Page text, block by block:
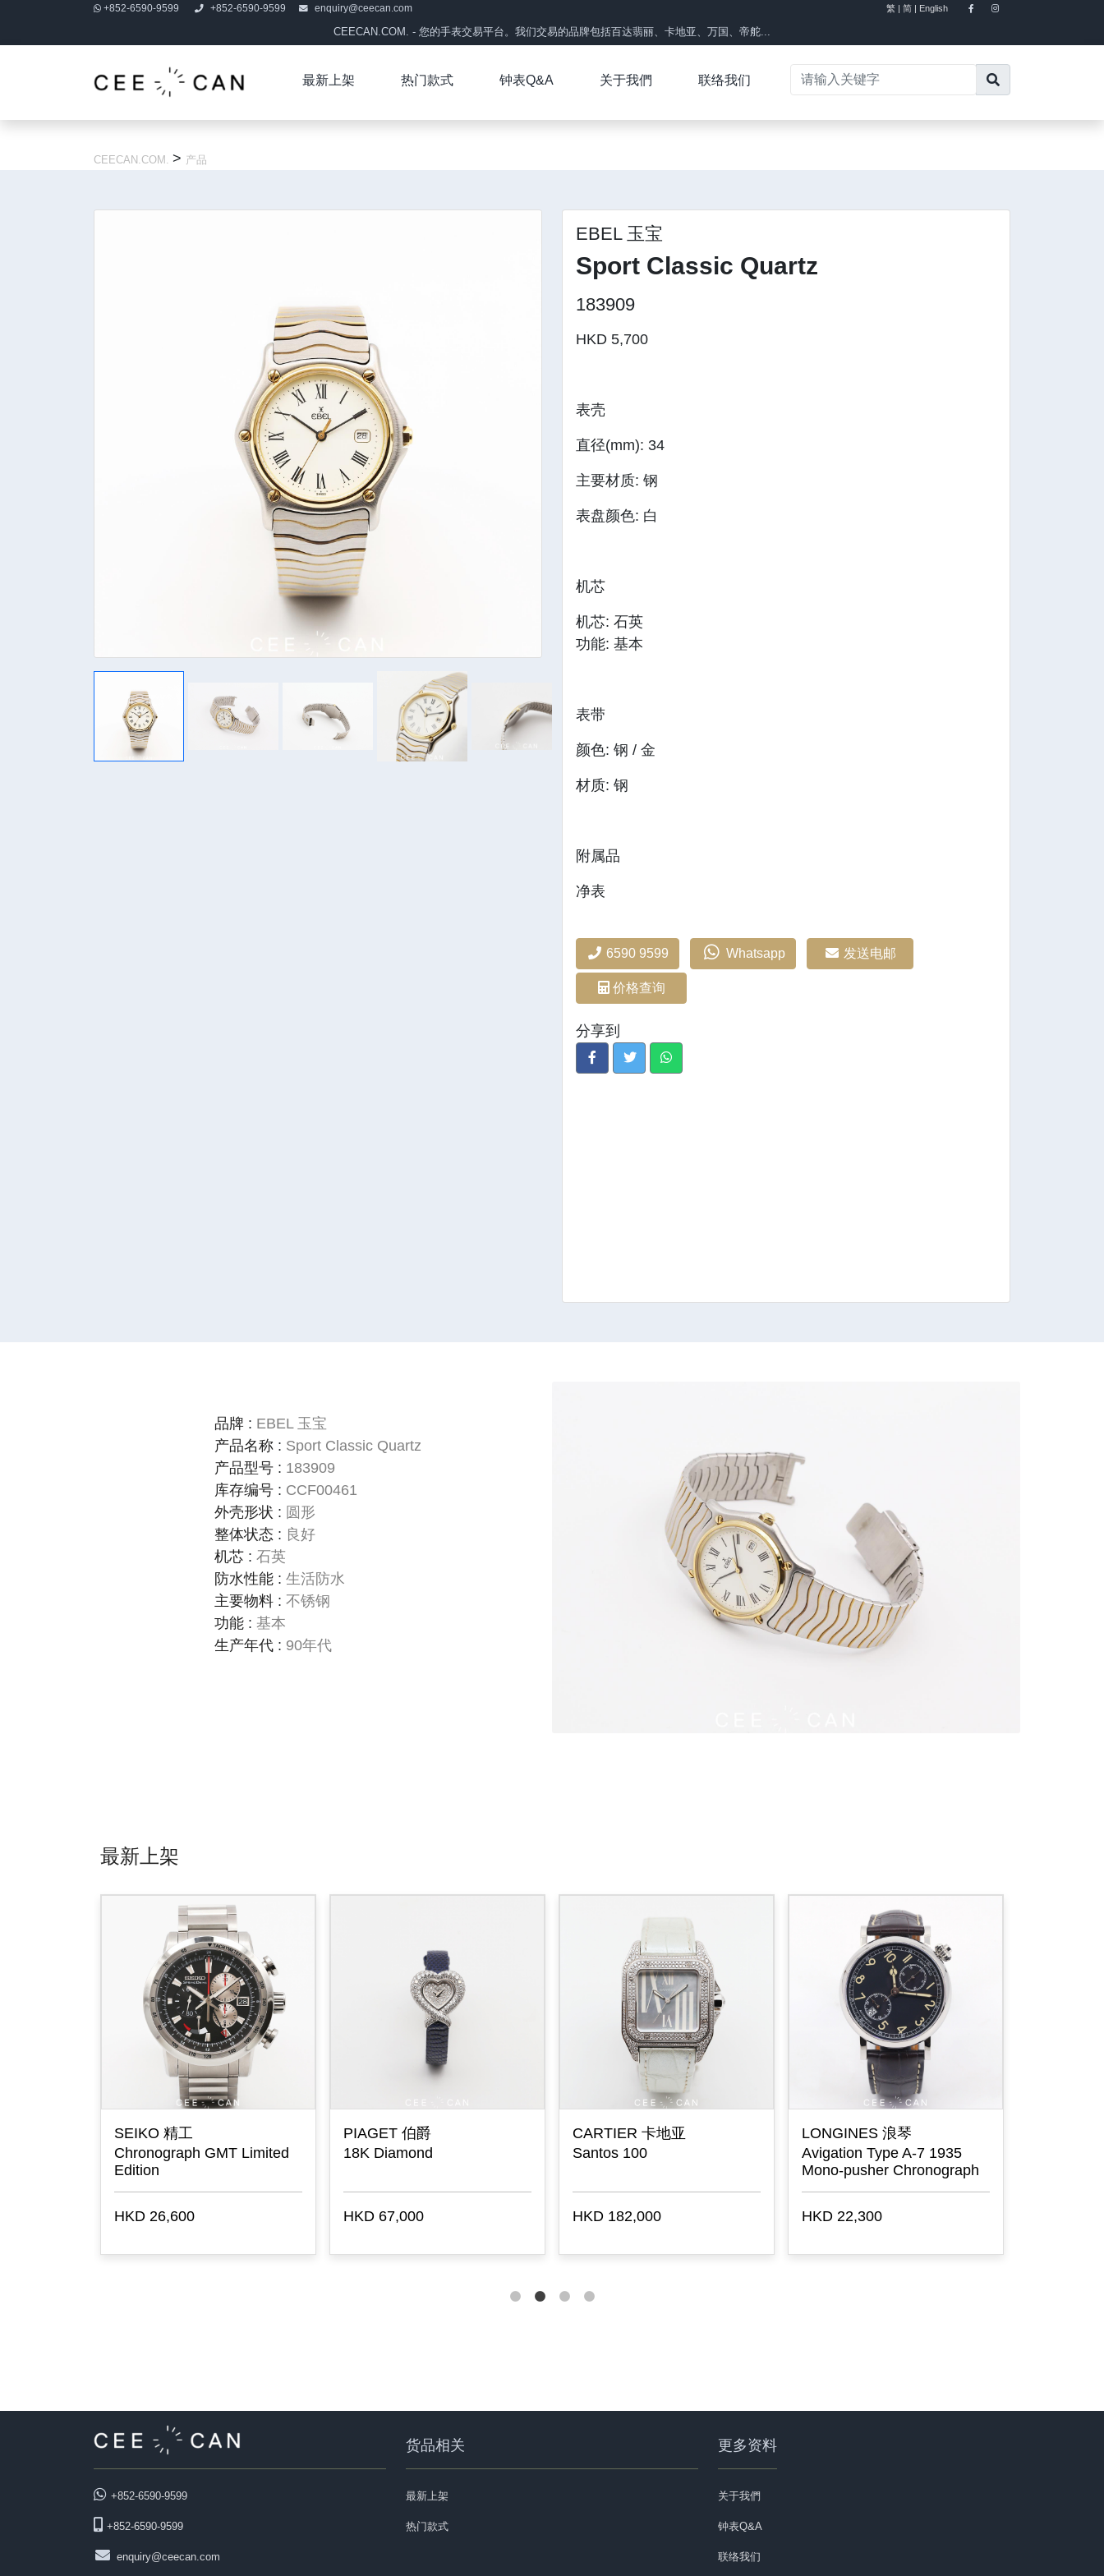
+852-6590-9599 +852-6590-9599 enquiry@ceecan.com 繁 | 简 | English
CEECAN.COM. - 您的手表交易平台。我们交易的品牌包括百达翡丽、卡地亚、万国、帝舵...
最新上架 热门款式 钟表Q&A 关于我們 联络我们
CEECAN.COM. > 产品
EBEL 玉宝
Sport Classic Quartz
183909
HKD 5,700
表壳
直径(mm): 34
主要材质: 钢
表盘颜色: 白
机芯
机芯: 石英
功能: 基本
表带
颜色: 钢 / 金
材质: 钢
附属品
净表
6590 9599 Whatsapp 发送电邮
价格查询
分享到
品牌 : EBEL 玉宝
产品名称 : Sport Classic Quartz
产品型号 : 183909
库存编号 : CCF00461
外壳形状 : 圆形
整体状态 : 良好
机芯 : 石英
防水性能 : 生活防水
主要物料 : 不锈钢
功能 : 基本
生产年代 : 90年代
最新上架
SEIKO 精工
Chronograph GMT Limited
Edition
HKD 26,600
PIAGET 伯爵
18K Diamond
HKD 67,000
CARTIER 卡地亚
Santos 100
HKD 182,000
LONGINES 浪琴
Avigation Type A-7 1935
Mono-pusher Chronograph
HKD 22,300
+852-6590-9599
+852-6590-9599
enquiry@ceecan.com
货品相关
最新上架
热门款式
更多资料
关于我們
钟表Q&A
联络我们